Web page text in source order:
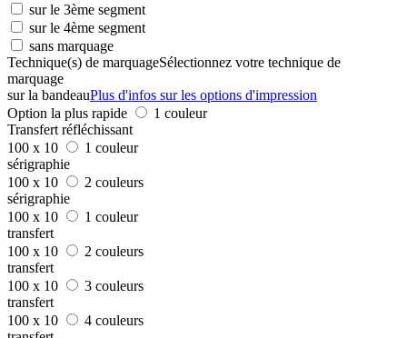
sur le 3ème segment
sur le 4ème segment
sans marquage
Technique(s) de marquageSélectionnez votre technique de
marquage
sur la bandeauPlus d'infos sur les options d'impression
Option la plus rapide
1 couleur
Transfert réfléchissant
100 x 10
1 couleur
sérigraphie
100 x 10
2 couleurs
sérigraphie
100 x 10
1 couleur
transfert
100 x 10
2 couleurs
transfert
100 x 10
3 couleurs
transfert
100 x 10
4 couleurs